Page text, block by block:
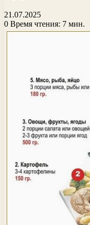
21.07.2025
0 Время чтения: 7 мин.